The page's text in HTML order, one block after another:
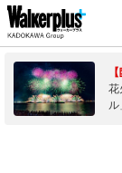
花
ル